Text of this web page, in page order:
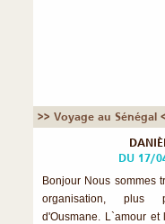
>> Voyage au Sénégal
DU 17/
Bonjour Nous sommes
organisation, plus
d'Ousmane. L`amour